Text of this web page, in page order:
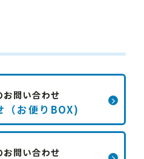
お問い合わせ
（お便りBOX)
お問い合わせ